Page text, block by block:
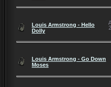
Louis Armstrong - Hello
Dolly
Louis Armstrong - Go Down
Moses